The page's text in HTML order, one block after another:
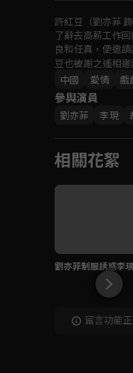
許紅豆（劉亦菲
了辭去高薪工作
良和任真，便邀
豆也被謝之遙相
中國
愛情 戲
參與演員
劉亦菲 李現
相關花絮
劉亦菲制服誘惑李
留言功能